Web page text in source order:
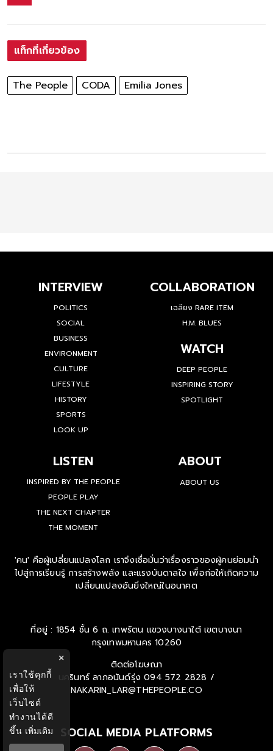
แท็กที่เกี่ยวข้อง
The People CODA Emilia Jones
INTERVIEW
POLITICS
SOCIAL
BUSINESS
ENVIRONMENT
CULTURE
LIFESTYLE
HISTORY
SPORTS
LOOK UP
COLLABORATION
เฉลียง RARE ITEM
H.M. BLUES
WATCH
DEEP PEOPLE
INSPIRING STORY
SPOTLIGHT
LISTEN
INSPIRED BY THE PEOPLE
PEOPLE PLAY
THE NEXT CHAPTER
THE MOMENT
ABOUT
ABOUT US
'คน' คือผู้เปลี่ยนแปลงโลก เราจึงเชื่อมั่นว่าเรื่องราวของผู้คนย่อมนำ
ไปสู่การเรียนรู้ การสร้างพลัง และแรงบันดาลใจ เพื่อก่อให้เกิดความ
เปลี่ยนแปลงอันยิ่งใหญ่ในอนาคต
ที่อยู่ : 1854 ชั้น 6 ถ. เทพรัตน แขวงบางนาใต้ เขตบางนา
กรุงเทพมหานคร 10260
ติดต่อโฆษณา
นครินทร์ ลาภอนันด์รุ่ง 094 572 2828 /
NAKARIN_LAR@THEPEOPLE.CO
SOCIAL MEDIA PLATFORMS
×
เราใช้คุกกี้
เพื่อให้
เว็บไซต์
ทำงานได้ดี
ขึ้น เพิ่มเติม